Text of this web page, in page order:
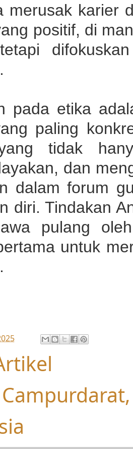
merusak karier
positif, di
pada etika
paling
tidak
dan
dalam forum
diri. Tindakan
pulang
untuk